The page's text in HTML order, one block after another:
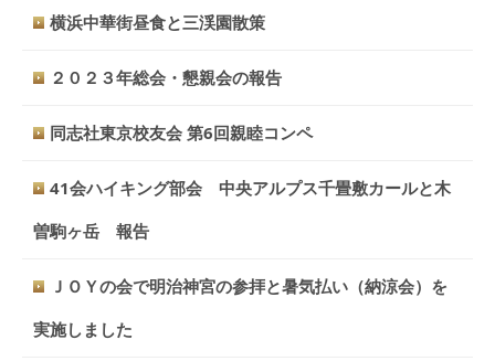
横浜中華街昼食と三渓園散策
２０２３年総会・懇親会の報告
同志社東京校友会 第6回親睦コンペ
41会ハイキング部会 中央アルプス千畳敷カールと木
曽駒ヶ岳 報告
ＪＯＹの会で明治神宮の参拝と暑気払い（納涼会）を
実施しました